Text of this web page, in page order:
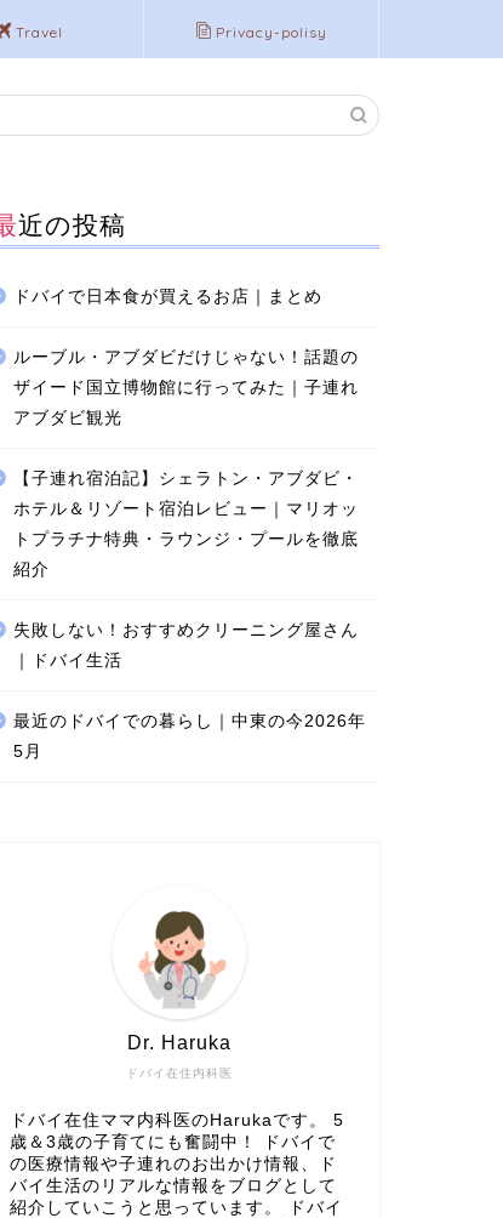
Travel Privacy-polisy
最近の投稿
ドバイで日本食が買えるお店｜まとめ
ルーブル・アブダビだけじゃない！話題の
ザイード国立博物館に行ってみた｜子連れ
アブダビ観光
【子連れ宿泊記】シェラトン・アブダビ・
ホテル＆リゾート宿泊レビュー｜マリオッ
トプラチナ特典・ラウンジ・プールを徹底
紹介
失敗しない！おすすめクリーニング屋さん
｜ドバイ生活
最近のドバイでの暮らし｜中東の今2026年
5月
ドバイ在住内科医
Dr. Haruka
ドバイ在住ママ内科医のHarukaです。 5
歳＆3歳の子育てにも奮闘中！ ドバイで
の医療情報や子連れのお出かけ情報、ド
バイ生活のリアルな情報をブログとして
紹介していこうと思っています。 ドバイ